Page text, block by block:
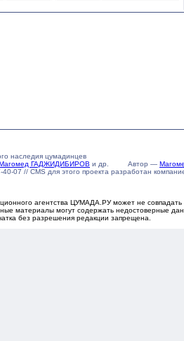
наследия цумадинцев
ГАДЖИДИБИРОВ и др. Автор —
07 // CMS для этого проекта разработан
агентства ЦУМАДА.РУ может не совпадать
материалы могут содержать недостоверные
без разрешения редакции запрещена.